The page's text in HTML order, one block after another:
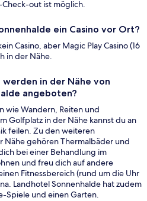
out ist möglich.
ein Casino vor Ort?
Casino, aber Magic Play Casino (16
in der Nähe.
in der Nähe von
angeboten?
wie Wandern, Reiten und
Golfplatz in der Nähe kannst du an
feilen. Zu den weiteren
Nähe gehören Thermalbäder und
bei einer Behandlung im
und freu dich auf andere
Fitnessbereich (rund um die Uhr
Landhotel Sonnenhalde hat zudem
Spiele und einen Garten.